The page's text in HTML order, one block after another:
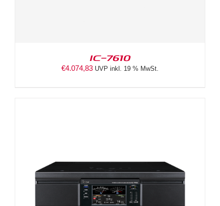
IC-7610
€4.074,83 UVP inkl. 19 % MwSt.